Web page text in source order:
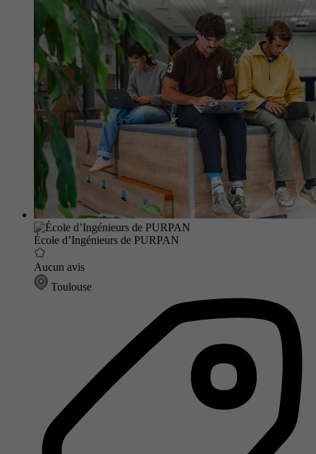
École d’Ingénieurs de PURPAN
Aucun avis
Toulouse